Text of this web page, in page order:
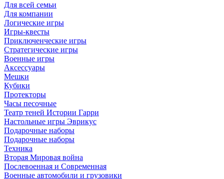
Для всей семьи
Для компании
Логические игры
Игры-квесты
Приключенческие игры
Стратегические игры
Военные игры
Аксессуары
Мешки
Кубики
Протекторы
Часы песочные
Театр теней Истории Гарри
Настольные игры Эврикус
Подарочные наборы
Подарочные наборы
Техника
Вторая Мировая война
Послевоенная и Современная
Военные автомобили и грузовики